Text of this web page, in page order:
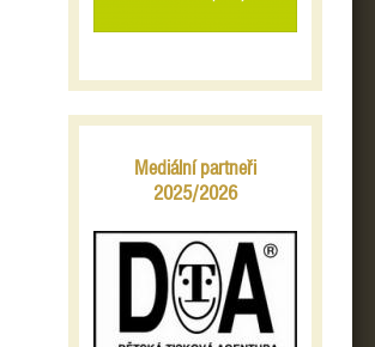
Mediální partneři
2025/2026